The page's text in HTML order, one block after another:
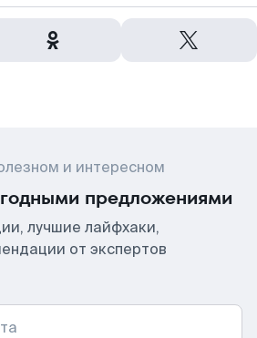
и интересном
предложениями
лучшие лайфхаки,
от экспертов